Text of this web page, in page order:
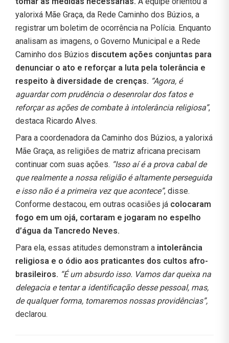
yalorixá Mãe Graça, da Rede Caminho dos Búzios, a
registrar um boletim de ocorrência na Polícia. Enquanto
analisam as imagens, o Governo Municipal e a Rede
Caminho dos Búzios discutem ações conjuntas para
denunciar o ato e reforçar a luta pela tolerância e
respeito à diversidade de crenças. “Agora, é
aguardar com prudência o desenrolar dos fatos e
reforçar as ações de combate à intolerância religiosa”,
destaca Ricardo Alves.
Para a coordenadora da Caminho dos Búzios, a yalorixá
Mãe Graça, as religiões de matriz africana precisam
continuar com suas ações. “Isso aí é a prova cabal de
que realmente a nossa religião é altamente perseguida
e isso não é a primeira vez que acontece”, disse.
Conforme destacou, em outras ocasiões já colocaram
fogo em um ojá, cortaram e jogaram no espelho
d’água da Tancredo Neves.
Para ela, essas atitudes demonstram a intolerância
religiosa e o ódio aos praticantes dos cultos afro-
brasileiros. “É um absurdo isso. Vamos dar queixa na
delegacia e tentar a identificação desse pessoal, mas,
de qualquer forma, tomaremos nossas providências”,
declarou.